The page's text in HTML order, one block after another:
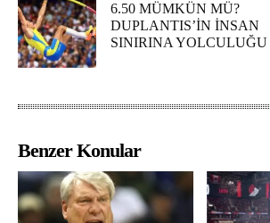
6.50 MÜMKÜN MÜ?
DUPLANTIS’İN İNSAN
SINIRINA YOLCULUĞU
Benzer Konular